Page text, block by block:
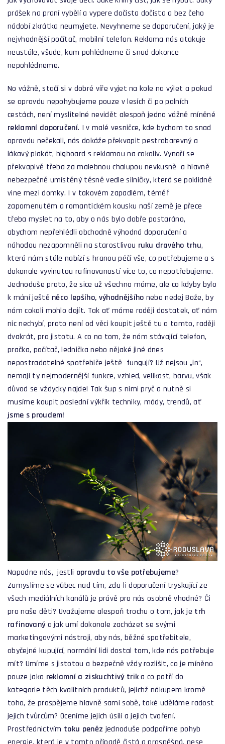
prášek na praní vybělí a vypere dočista dočista a bez čeho
nádobí zkrátka neumyjete. Nevyhneme se doporučení, jaký je
nejvhodnější počítač, mobilní telefon. Reklama nás atakuje
neustále, všude, kam pohlédneme či snad dokonce
nepohlédneme.
No vážně, stačí si v dobré víře vyjet na kole na výlet a pokud
se opravdu nepohybujeme pouze v lesích či po polních
cestách, není myslitelné nevidět alespoň jedno vážně míněné
reklamní doporučení. I v malé vesničce, kde bychom to snad
opravdu nečekali, nás dokáže překvapit pestrobarevný a
lákavý plakát, bigboard s reklamou na cokoliv. Vynoří se
překvapivě třeba za malebnou chalupou nevkusně a hlavně
nebezpečně umístěný těsně vedle silničky, která se poklidně
vine mezi domky. I v takovém zapadlém, téměř
zapomenutém a romantickém kousku naší země je přece
třeba myslet na to, aby o nás bylo dobře postaráno,
abychom nepřehlédli obchodně výhodná doporučení a
náhodou nezapomněli na starostlivou ruku dravého trhu,
která nám stále nabízí s hranou péčí vše, co potřebujeme a s
dokonale vyvinutou rafinovaností více to, co nepotřebujeme.
Jednoduše proto, že sice už všechno máme, ale co kdyby bylo
k mání ještě něco lepšího, výhodnějšího nebo nedej Bože, by
nám cokoli mohlo dojít. Tak ať máme raději dostatek, ať nám
nic nechybí, proto není od věci koupit ještě tu a tamto, raději
dvakrát, pro jistotu. A co na tom, že nám stávající telefon,
pračka, počítač, lednička nebo nějaké jiné dnes
nepostradatelné spotřebiče ještě fungují? Už nejsou „in“,
nemají ty nejmodernější funkce, vzhled, velikost, barvu, však
důvod se vždycky najde! Tak šup s nimi pryč a nutně si
musíme koupit poslední výkřik techniky, módy, trendů, ať
jsme s proudem!
Napadne nás, jestli opravdu to vše potřebujeme?
Zamyslíme se vůbec nad tím, zda-li doporučení tryskající ze
všech mediálních kanálů je právě pro nás osobně vhodné? Či
pro naše děti? Uvažujeme alespoň trochu o tom, jak je trh
rafinovanýa jak umí dokonale zacházet se svými
marketingovými nástroji, aby nás, běžné spotřebitele,
obyčejné kupující, normální lidi dostal tam, kde nás potřebuje
mít? Umíme s jistotou a bezpečně vždy rozlišit, co je míněno
pouze jako reklamní a ziskuchtivý trika co patří do
kategorie těch kvalitních produktů, jejichž nákupem kromě
toho, že prospějeme hlavně sami sobě, také uděláme radost
jejich tvůrcům? Oceníme jejich úsilí a jejich tvoření.
Prostřednictvím toku penězjednoduše podpoříme pohyb